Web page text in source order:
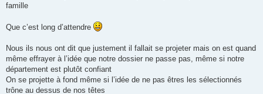
famille
Que c’est long d’attendre
Nous ils nous ont dit que justement il fallait se projeter mais on est quand
même effrayer à l’idée que notre dossier ne passe pas, même si notre
département est plutôt confiant
On se projette à fond même si l’idée de ne pas êtres les sélectionnés
trône au dessus de nos têtes